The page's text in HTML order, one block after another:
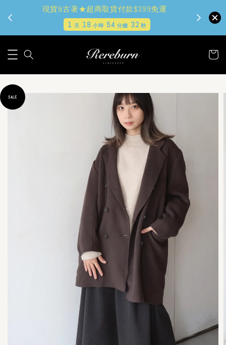
現貨&古著★超商取貨付款$399免運
1 天 18 小時 54 分鐘 30秒
SALE